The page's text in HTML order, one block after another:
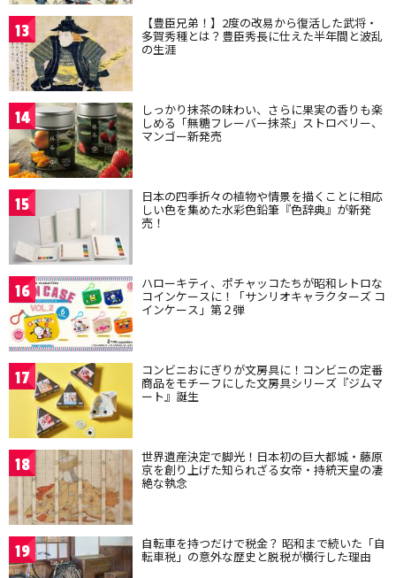
13 【豊臣兄弟！】2度の改易から復活した武将・
多賀秀種とは？豊臣秀長に仕えた半年間と波乱
の生涯
14 しっかり抹茶の味わい、さらに果実の香りも楽
しめる「無糖フレーバー抹茶」ストロベリー、
マンゴー新発売
15 日本の四季折々の植物や情景を描くことに相応
しい色を集めた水彩色鉛筆『色辞典』が新発
売！
16 ハローキティ、ポチャッコたちが昭和レトロな
コインケースに！「サンリオキャラクターズ コ
インケース」第２弾
17 コンビニおにぎりが文房具に！コンビニの定番
商品をモチーフにした文房具シリーズ『ジムマ
ート』誕生
18 世界遺産決定で脚光！日本初の巨大都城・藤原
京を創り上げた知られざる女帝・持統天皇の凄
絶な執念
19 自転車を持つだけで税金？ 昭和まで続いた「自
転車税」の意外な歴史と脱税が横行した理由